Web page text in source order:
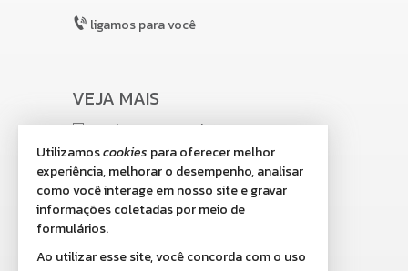
ligamos para você
VEJA MAIS
receba nosso newsletter
indicadores financeiros
cadastre seu imóvel
imóveis favoritos
mapa de imóveis
Utilizamoscookies para oferecer melhor
experiência, melhorar o desempenho, analisar
como você interage em nosso site e gravar
informações coletadas por meio de
formulários.
Ao utilizar esse site, você concorda com o uso